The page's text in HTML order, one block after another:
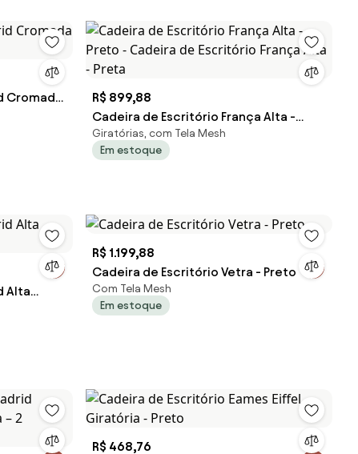
Cromada
R$ 899,88
Cadeira de Escritório França Alta -
Preto - Cadeira de Escritório França
Alta - Preta
Giratórias, com Tela Mesh
Em estoque
Alta
R$ 1.199,88
Cadeira de Escritório Vetra - Preto
Com Tela Mesh
Em estoque
R$ 468,76